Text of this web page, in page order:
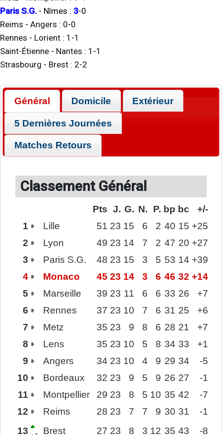
Paris S.G. - Nîmes : 3-0
Reims - Angers : 0-0
Rennes - Lorient : 1 -1
Saint-Étienne - Nantes : 1 -1
Strasbourg - Brest : 2-2
Général Domicile Extérieur
5 Dernières Journées
Matches Retours
Classement Général
Pts J. G. N. P. bp bc
+/-
1
Lille 51 23 15 6 2 40 15 +25
2
Lyon 49 23 14 7 2 47 20 +27
3
Paris S.G. 48 23 15 3 5 53 14 +39
4
Monaco 45 23 14 3 6 46 32 +14
5
Marseille 39 23 11 6 6 33 26
+7
6
Rennes 37 23 10 7 6 31 25
+6
7
Metz 35 23 9 8 6 28 21
+7
8
Lens 35 23 10 5 8 34 33
+1
9
Angers 34 23 10 4 9 29 34
-5
10
Bordeaux 32 23 9 5 9 26 27
-1
11
Montpellier 29 23 8 5 10 35 42
-7
12
Reims 28 23 7 7 9 30 31
-1
13
Brest 27 23 8 3 12 35 43 -8